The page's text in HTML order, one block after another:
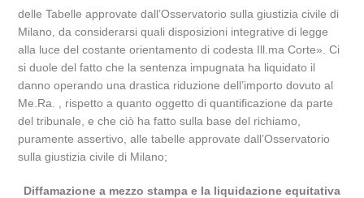
delle Tabelle approvate dall’Osservatorio sulla giustizia civile di
Milano, da considerarsi quali disposizioni integrative di legge
alla luce del costante orientamento di codesta Ill.ma Corte». Ci
si duole del fatto che la sentenza impugnata ha liquidato il
danno operando una drastica riduzione dell’importo dovuto al
Me.Ra. , rispetto a quanto oggetto di quantificazione da parte
del tribunale, e che ciò ha fatto sulla base del richiamo,
puramente assertivo, alle tabelle approvate dall’Osservatorio
sulla giustizia civile di Milano;
Diffamazione a mezzo stampa e la liquidazione equitativa